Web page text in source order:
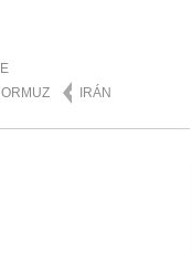
IRÁN